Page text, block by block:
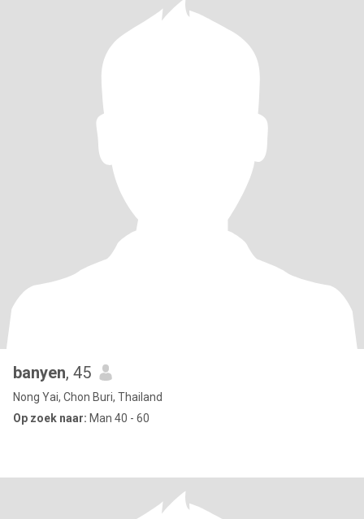
banyen, 45
Nong Yai, Chon Buri, Thailand
Op zoek naar: Man 40 - 60